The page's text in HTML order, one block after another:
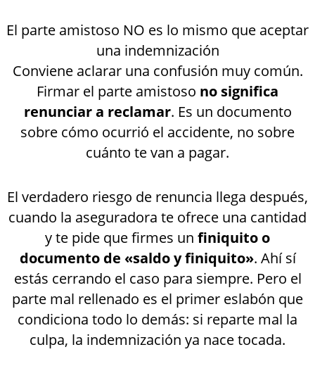
El parte amistoso NO es lo mismo que aceptar
una indemnización
Conviene aclarar una confusión muy común.
Firmar el parte amistoso no significa
renunciar a reclamar. Es un documento
sobre cómo ocurrió el accidente, no sobre
cuánto te van a pagar.
El verdadero riesgo de renuncia llega después,
cuando la aseguradora te ofrece una cantidad
y te pide que firmes un finiquito o
documento de «saldo y finiquito». Ahí sí
estás cerrando el caso para siempre. Pero el
parte mal rellenado es el primer eslabón que
condiciona todo lo demás: si reparte mal la
culpa, la indemnización ya nace tocada.